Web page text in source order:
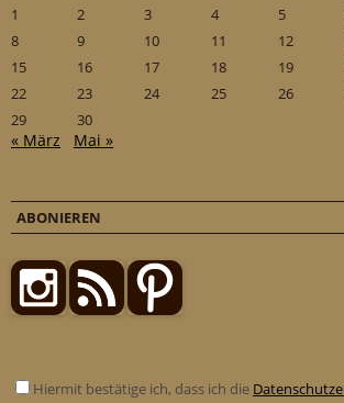
1
2 3 4 5
8
9 10 11 12
15
16 17 18 19
22
23 24 25 26
29
30
« März Mai »
ABONIEREN
Hiermit bestätige ich, dass ich die